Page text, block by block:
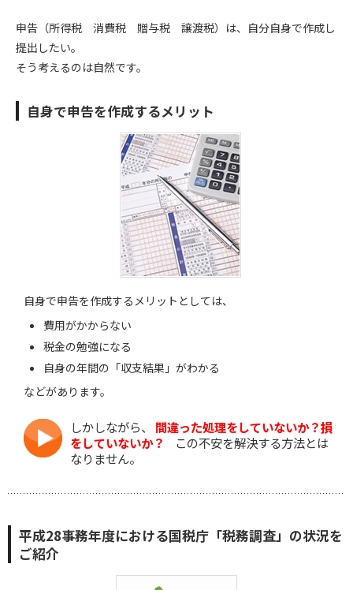
申告（所得税 消費税 贈与税 譲渡税）は、自分自身で作成し
提出したい。
そう考えるのは自然です。
自身で申告を作成するメリット
自身で申告を作成するメリットとしては、
費用がかからない
税金の勉強になる
自身の年間の「収支結果」がわかる
などがあります。
しかしながら、 間違った処理をしていないか？損
をしていないか？
この不安を解決する方法とは
なりません。
平成28事務年度における国税庁「税務調査」の状況を
ご紹介